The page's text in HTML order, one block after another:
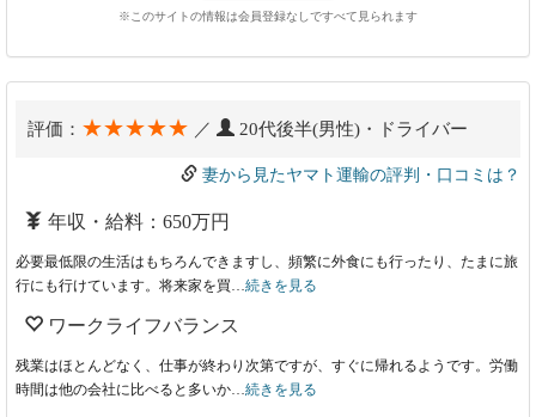
※このサイトの情報は会員登録なしですべて見られます
評価： ★★★★★ ／ 20代後半(男性)・ドライバー
妻から見たヤマト運輸の評判・口コミは？
年収・給料：650万円
必要最低限の生活はもちろんできますし、頻繁に外食にも行ったり、たまに旅
行にも行けています。将来家を買… 続きを見る
ワークライフバランス
残業はほとんどなく、仕事が終わり次第ですが、すぐに帰れるようです。労働
時間は他の会社に比べると多いか… 続きを見る